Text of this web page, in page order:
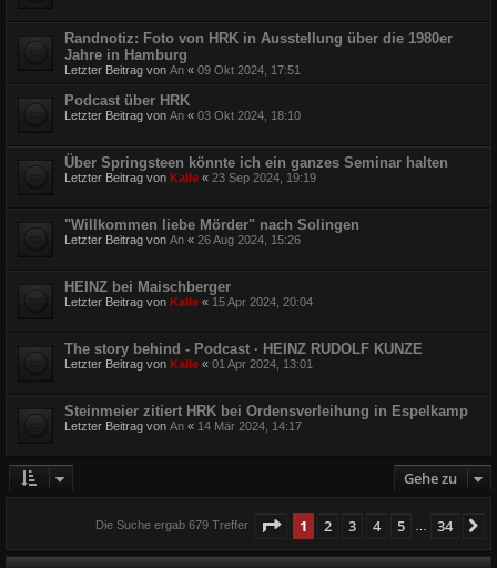
Randnotiz: Foto von HRK in Ausstellung über die 1980er
Jahre in Hamburg
Letzter Beitrag von An « 09 Okt 2024, 17:51
Podcast über HRK
Letzter Beitrag von An « 03 Okt 2024, 18:10
Über Springsteen könnte ich ein ganzes Seminar halten
Letzter Beitrag von Kalle « 23 Sep 2024, 19:19
"Willkommen liebe Mörder" nach Solingen
Letzter Beitrag von An « 26 Aug 2024, 15:26
HEINZ bei Maischberger
Letzter Beitrag von Kalle « 15 Apr 2024, 20:04
The story behind - Podcast · HEINZ RUDOLF KUNZE
Letzter Beitrag von Kalle « 01 Apr 2024, 13:01
Steinmeier zitiert HRK bei Ordensverleihung in Espelkamp
Letzter Beitrag von An « 14 Mär 2024, 14:17
Gehe zu
Die Suche ergab 679 Treffer Seite 1von 34
1 2 3 4 5 34